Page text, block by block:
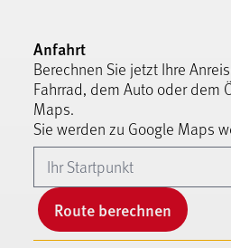
Anfahrt
Berechnen Sie jetzt Ihre
Fahrrad, dem Auto oder dem
Maps.
Sie werden zu Google Maps
Route berechnen